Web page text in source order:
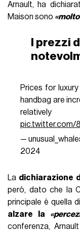
Arnault, ha
Maison sono
I prezzi
Prices for
handbag are
pic.twitter.com/
—
2024
La dichiarazione
però, dato che la
principale è quella
alzare la
conferenza,